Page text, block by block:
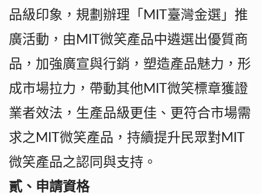
品級印象，規劃辦理「MIT臺灣金選」推
廣活動，由MIT微笑產品中遴選出優質商
品，加強廣宣與行銷，塑造產品魅力，形
成市場拉力，帶動其他MIT微笑標章獲證
業者效法，生產品級更佳、更符合市場需
求之MIT微笑產品，持續提升民眾對MIT
微笑產品之認同與支持。
貳、申請資格